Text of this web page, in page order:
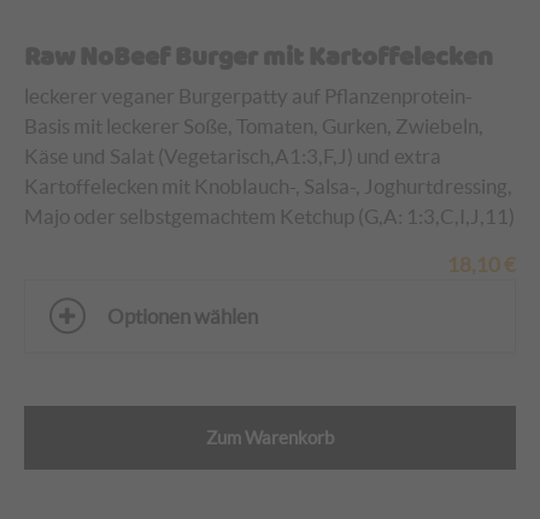
Raw NoBeef Burger mit Kartoffelecken
leckerer veganer Burgerpatty auf Pflanzenprotein-
Basis mit leckerer Soße, Tomaten, Gurken, Zwiebeln,
Käse und Salat (Vegetarisch,A1:3,F,J) und extra
Kartoffelecken mit Knoblauch-, Salsa-, Joghurtdressing,
Majo oder selbstgemachtem Ketchup (G,A: 1:3,C,I,J,11)
18,10 €
Optionen wählen
Zum Warenkorb